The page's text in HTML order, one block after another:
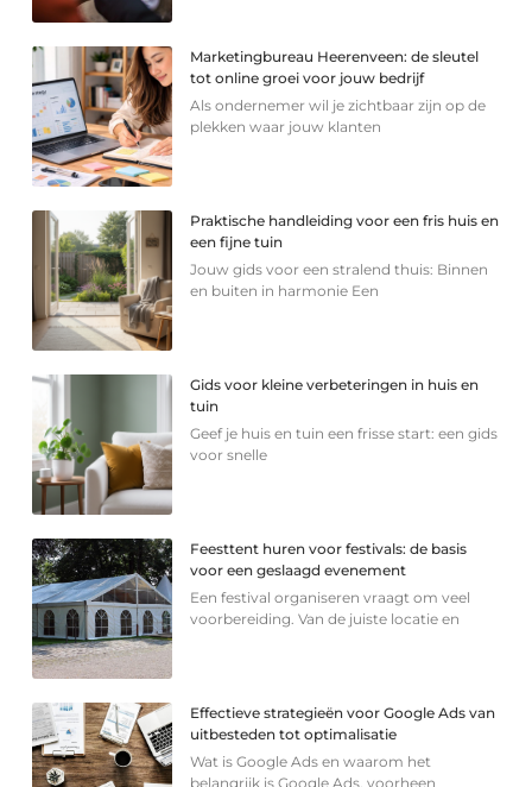
Marketingbureau Heerenveen: de sleutel
tot online groei voor jouw bedrijf
Als ondernemer wil je zichtbaar zijn op de
plekken waar jouw klanten
Praktische handleiding voor een fris huis en
een fijne tuin
Jouw gids voor een stralend thuis: Binnen
en buiten in harmonie Een
Gids voor kleine verbeteringen in huis en
tuin
Geef je huis en tuin een frisse start: een gids
voor snelle
Feesttent huren voor festivals: de basis
voor een geslaagd evenement
Een festival organiseren vraagt om veel
voorbereiding. Van de juiste locatie en
Effectieve strategieën voor Google Ads van
uitbesteden tot optimalisatie
Wat is Google Ads en waarom het
belangrijk is Google Ads, voorheen